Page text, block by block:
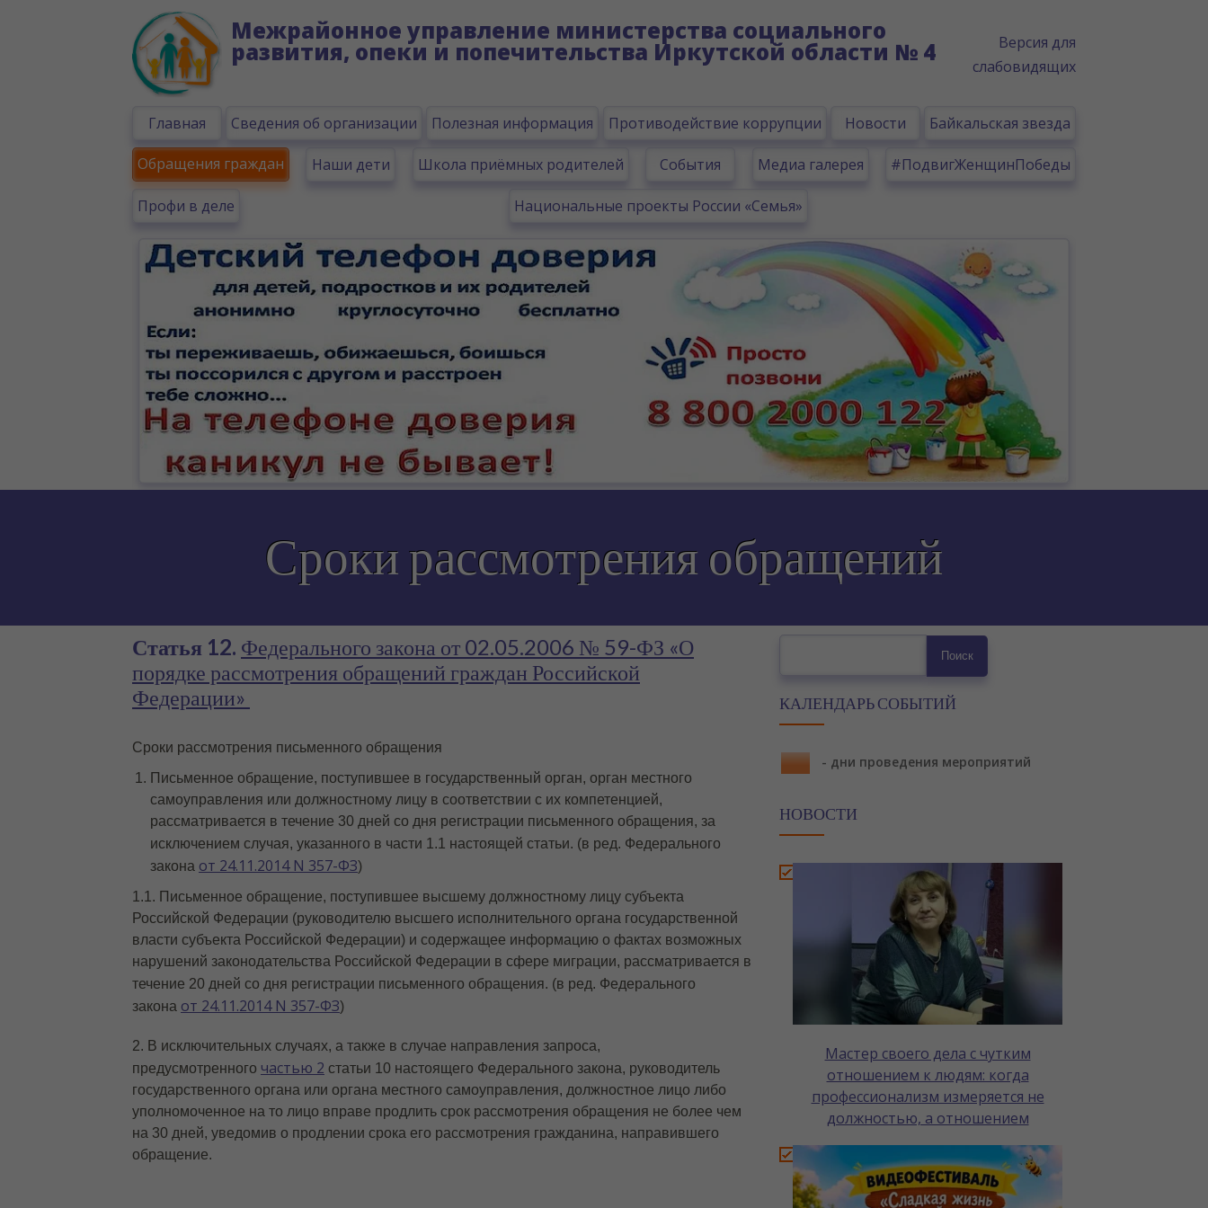
Межрайонное управление министерства социального
развития, опеки и попечительства Иркутской области № 4
Версия для
слабовидящих
Главная Сведения об организации Полезная информация Противодействие коррупции Новости Байкальская звезда
Обращения граждан Наши дети Школа приёмных родителей События Медиа галерея #ПодвигЖенщинПобеды
Профи в деле Национальные проекты России «Семья»
Сроки рассмотрения обращений
Статья 12. Федерального закона от 02.05.2006 № 59-ФЗ «О
порядке рассмотрения обращений граждан Российской
Федерации»
Сроки рассмотрения письменного обращения
Письменное обращение, поступившее в государственный орган, орган местного
самоуправления или должностному лицу в соответствии с их компетенцией,
рассматривается в течение 30 дней со дня регистрации письменного обращения, за
исключением случая, указанного в части 1.1 настоящей статьи. (в ред. Федерального
закона от 24.11.2014 N 357-ФЗ)
1.1. Письменное обращение, поступившее высшему должностному лицу субъекта
Российской Федерации (руководителю высшего исполнительного органа государственной
власти субъекта Российской Федерации) и содержащее информацию о фактах возможных
нарушений законодательства Российской Федерации в сфере миграции, рассматривается в
течение 20 дней со дня регистрации письменного обращения. (в ред. Федерального
закона от 24.11.2014 N 357-ФЗ)
2. В исключительных случаях, а также в случае направления запроса,
предусмотренного частью 2 статьи 10 настоящего Федерального закона, руководитель
государственного органа или органа местного самоуправления, должностное лицо либо
уполномоченное на то лицо вправе продлить срок рассмотрения обращения не более чем
на 30 дней, уведомив о продлении срока его рассмотрения гражданина, направившего
обращение.
Поиск
КАЛЕНДАРЬ СОБЫТИЙ
- дни проведения мероприятий
НОВОСТИ
Мастер своего дела с чутким
отношением к людям: когда
профессионализм измеряется не
должностью, а отношением